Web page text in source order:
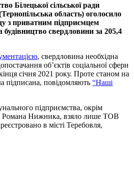
Білецької сільської ради
область) оголосило
з приватним підприємцем
свердловини за 205,4
, свердловина необхідна
об’єктів соціальної сфери
січня 2021 року. Проте станом на
підписана, повідомляють “Наші
підприємства, окрім
Романа Нижника, взяло лише ТОВ
в місті Теребовля,